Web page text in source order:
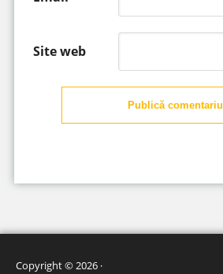
Site web
Publică comentariul
Copyright © 2026 ·